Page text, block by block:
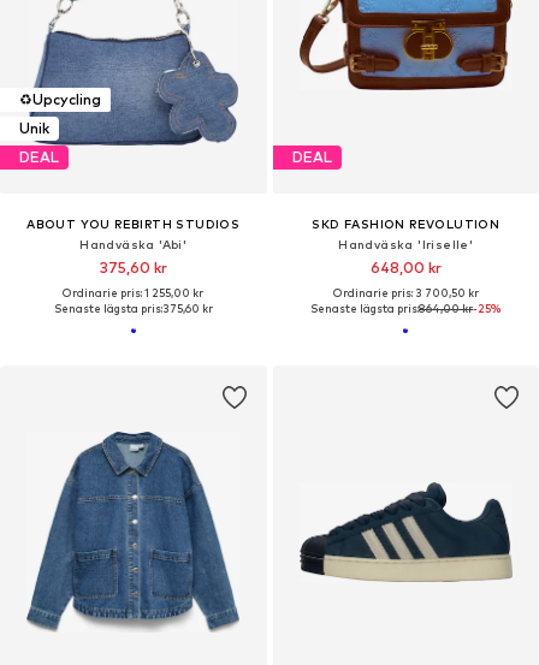
♻️Upcycling
Unik
DEAL
ABOUT YOU REBIRTH STUDIOS
Handväska 'Abi'
375,60 kr
Ordinarie pris: 1 255,00 kr
Senaste lägsta pris:375,60 kr
DEAL
SKD FASHION REVOLUTION
Handväska 'Iriselle'
648,00 kr
Ordinarie pris: 3 700,50 kr
Senaste lägsta pris:864,00 kr-25%